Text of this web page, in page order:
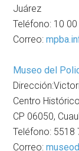
Juárez
Teléfono: 10
Correo:
Museo del
Centro Histórico
CP 06050,
Teléfono: 5518
Correo: